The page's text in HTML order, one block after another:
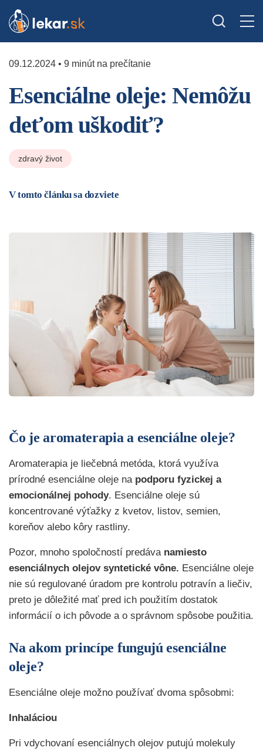
09.12.2024 • 9 minút na prečítanie
Esenciálne oleje: Nemôžu
deťom uškodiť?
zdravý život
V tomto článku sa dozviete
Čo je aromaterapia a esenciálne oleje?
Aromaterapia je liečebná metóda, ktorá využíva
prírodné esenciálne oleje na podporu fyzickej a
emocionálnej pohody. Esenciálne oleje sú
koncentrované výťažky z kvetov, listov, semien,
koreňov alebo kôry rastliny.
Pozor, mnoho spoločností predáva namiesto
esenciálnych olejov syntetické vône. Esenciálne oleje
nie sú regulované úradom pre kontrolu potravín a liečiv,
preto je dôležité mať pred ich použitím dostatok
informácií o ich pôvode a o správnom spôsobe použitia.
Na akom princípe fungujú esenciálne
oleje?
Esenciálne oleje možno používať dvoma spôsobmi:
Inhaláciou
Pri vdychovaní esenciálnych olejov putujú molekuly